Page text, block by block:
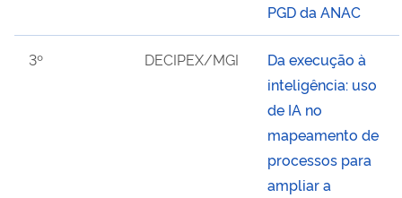
PGD da ANAC
3º DECIPEX/MGI
Da execução à
inteligência: uso
de IA no
mapeamento de
processos para
ampliar a